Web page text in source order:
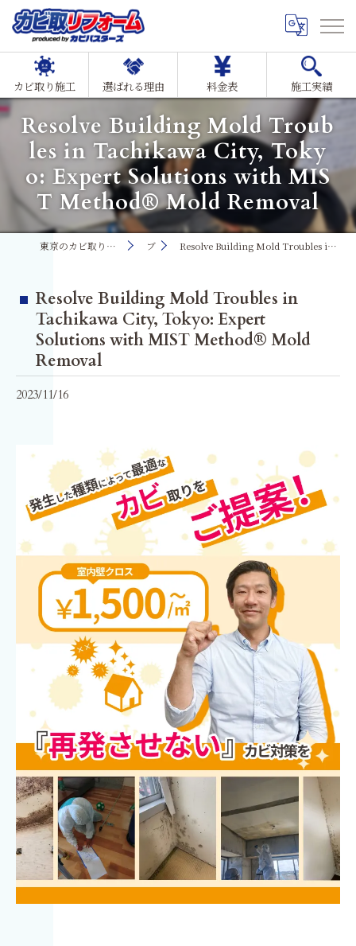
カビ取り施工 選ばれる理由 料金表 施工実績
Resolve Building Mold Troub
les in Tachikawa City, Toky
o: Expert Solutions with MIS
T Method® Mold Removal
東京のカビ取り・カビ対策ならMIST工法®カビ取リフォーム ブログ Resolve Building Mold Troubles in Tachikawa City, Tokyo: Expert Solutions with MIST Method® Mold Removal
Resolve Building Mold Troubles in
Tachikawa City, Tokyo: Expert
Solutions with MIST Method® Mold
Removal
2023/11/16